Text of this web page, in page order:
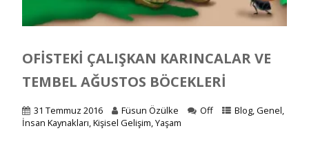
OFISTEKI ÇALIŞKAN KARINCALAR VE
TEMBEL AĞUSTOS BÖCEKLERI
31 Temmuz 2016 Füsun Özülke Off Blog,Genel,
İnsan Kaynakları,Kişisel Gelişim,Yaşam